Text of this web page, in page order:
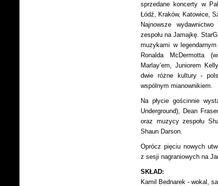
sprzedane koncerty w
Łódź, Kraków, Katowice,
Najnowsze
zespołu na Jamajkę.
muzykami w
Ronalda McDermotta
Marlay’em, Juniorem
dwie różne kultury -
wspólnym mianownikiem.
Na płycie gościnnie
Underground), Dean
oraz muzycy zespołu
Shaun Darson.
Oprócz pięciu nowych
z sesji nagraniowych na
SKŁAD:
Kamil Bednarek - wokal,